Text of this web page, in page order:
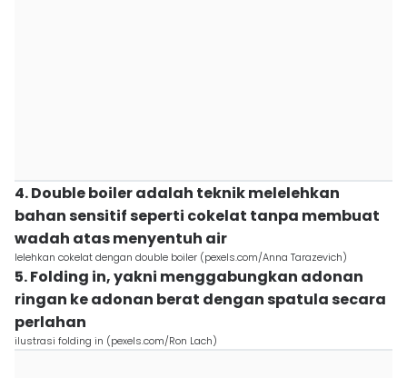
4. Double boiler adalah teknik melelehkan
bahan sensitif seperti cokelat tanpa membuat
wadah atas menyentuh air
lelehkan cokelat dengan double boiler (pexels.com/Anna Tarazevich)
5. Folding in, yakni menggabungkan adonan
ringan ke adonan berat dengan spatula secara
perlahan
ilustrasi folding in (pexels.com/Ron Lach)